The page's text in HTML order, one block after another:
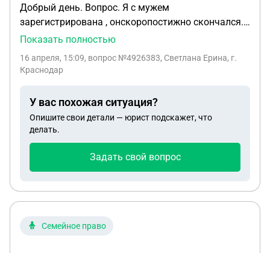
Добрый день. Вопрос. Я с мужем
зарегистрирована , онскоропостижно скончался.
До меня с первой женой развелся , оставил ей 3 х
порта , где он работал ). Сейчас выясняется , что
этой квартире. Потому мужа был еще
зарегистрированный брак , вэтом браке он с
женой строил дом. Имею ли я и его дети право
наследства в этом доме?
Показать полностью
16 апреля, 15:09, вопрос №4926383, Светлана Ерина, г.
Краснодар
У вас похожая ситуация?
Опишите свои детали — юрист подскажет, что
делать.
Задать свой вопрос
Семейное право